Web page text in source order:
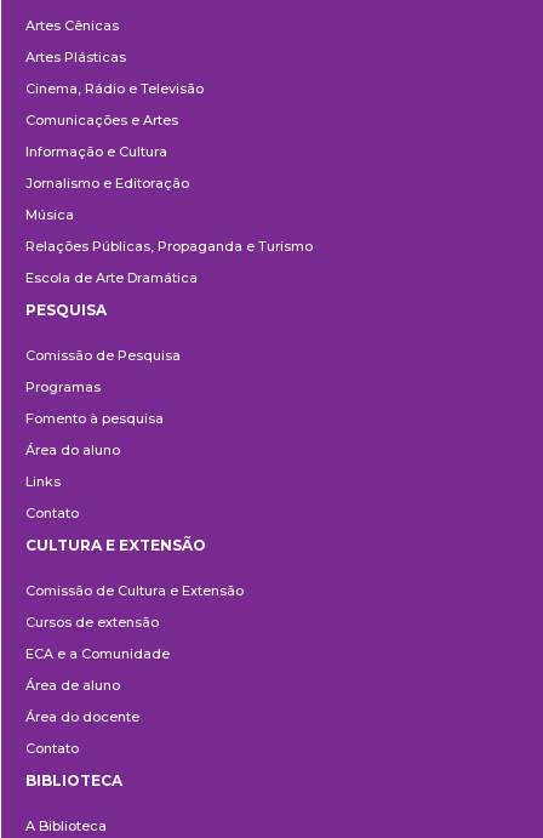
Artes Cênicas
Artes Plásticas
Cinema, Rádio e Televisão
Comunicações e Artes
Informação e Cultura
Jornalismo e Editoração
Música
Relações Públicas, Propaganda e Turismo
Escola de Arte Dramática
PESQUISA
Comissão de Pesquisa
Programas
Fomento à pesquisa
Área do aluno
Links
Contato
e
Extensão
CULTURA E EXTENSÃO
Comissão de Cultura e Extensão
Cursos de extensão
ECA e a Comunidade
Área de aluno
Área do docente
Contato
BIBLIOTECA
A Biblioteca